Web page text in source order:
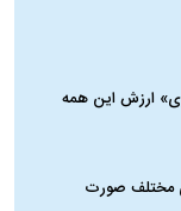
ارزش این همه
صورت